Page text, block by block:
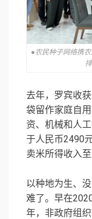
●农民种子网络携
去年，罗宾收
袋留作家庭自
资、机械和人
于人民币2490
卖米所得收入
以种地为生、
难了。早在
年，非政府组